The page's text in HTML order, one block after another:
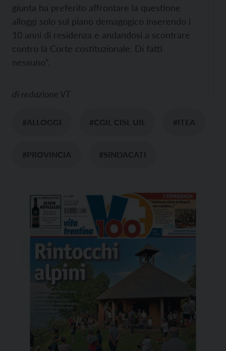
giunta ha preferito affrontare la questione
alloggi solo sul piano demagogico inserendo i
10 anni di residenza e andandosi a scontrare
contro la Corte costituzionale. Di fatti
nessuno”.
di redazione VT
#ALLOGGI #CGIL CISL UIL #ITEA
#PROVINCIA #SINDACATI